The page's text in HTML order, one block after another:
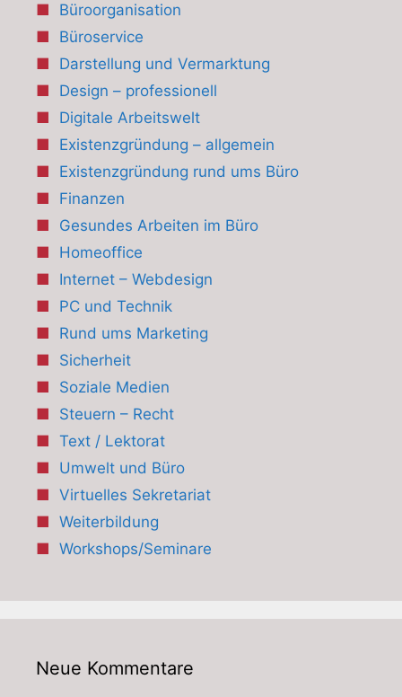
Büroorganisation
Büroservice
Darstellung und Vermarktung
Design – professionell
Digitale Arbeitswelt
Existenzgründung – allgemein
Existenzgründung rund ums Büro
Finanzen
Gesundes Arbeiten im Büro
Homeoffice
Internet – Webdesign
PC und Technik
Rund ums Marketing
Sicherheit
Soziale Medien
Steuern – Recht
Text / Lektorat
Umwelt und Büro
Virtuelles Sekretariat
Weiterbildung
Workshops/Seminare
Neue Kommentare